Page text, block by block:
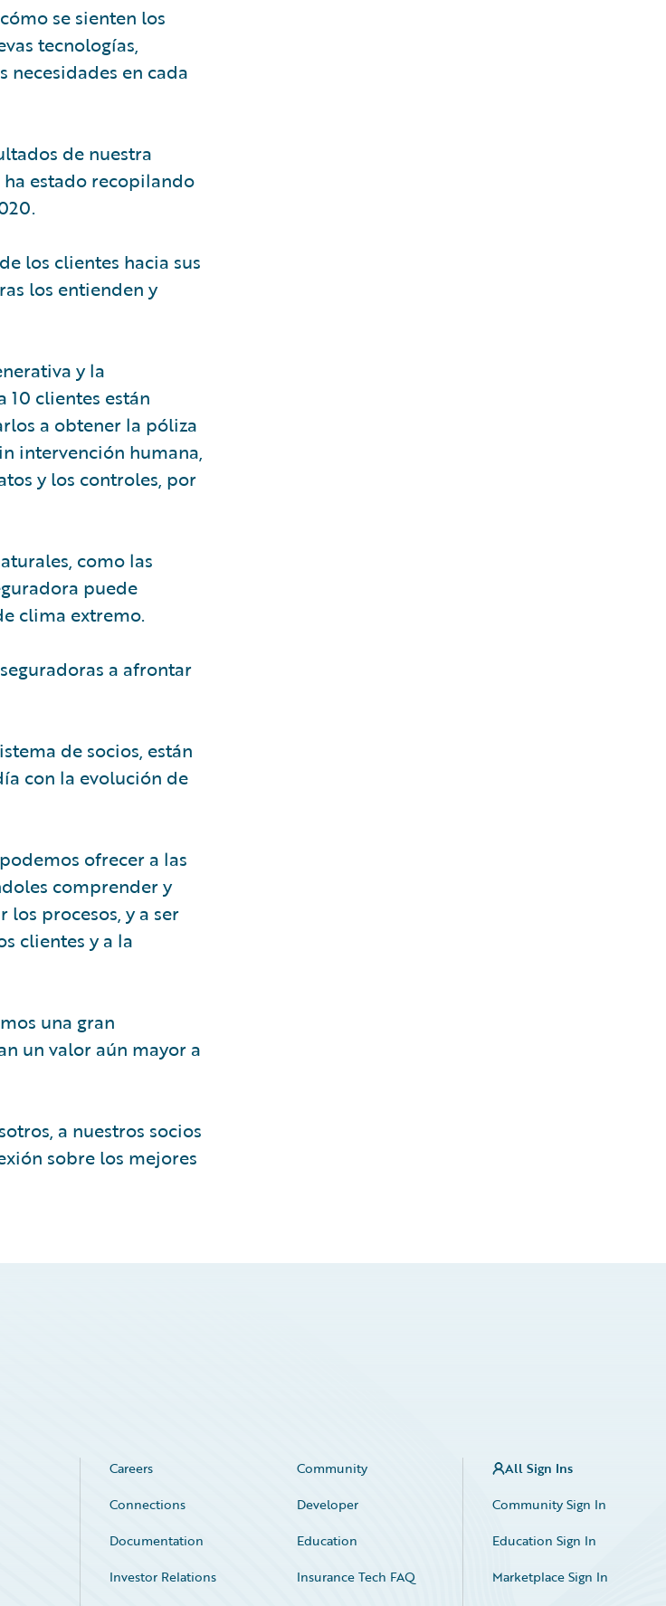
se sienten los
tecnologías,
necesidades en cada
de nuestra
ha estado recopilando
los clientes hacia sus
los entienden y
y la
clientes están
a obtener la póliza
intervención humana,
y los controles, por
como las
puede
clima extremo.
a afrontar
de socios, están
con la evolución de
ofrecer a las
comprender y
procesos, y a ser
clientes y a la
una gran
un valor aún mayor a
a nuestros socios
sobre los mejores
Careers
Community
Connections
Developer
Documentation
Education
Investor Relations
Insurance Tech FAQ
All Sign Ins
Community Sign In
Education Sign In
Marketplace Sign In